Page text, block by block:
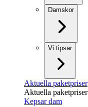
Damskor
Vi tipsar
Aktuella paketpriser
Aktuella paketpriser
Kepsar dam